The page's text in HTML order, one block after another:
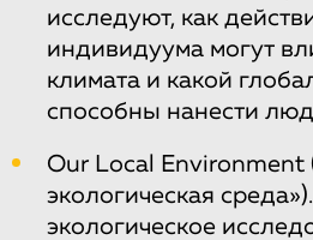
исследуют, как
индивидуума могут
климата и какой
способны нанести
Our Local
экологическая
экологическое